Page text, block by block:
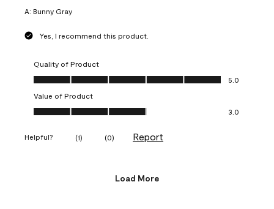
A: Bunny Gray
Yes, I recommend this product.
Quality of Product
Quality of Product, 5.0 out of 5
5.0
Value of Product
Value of Product, 3.0 out of 5
3.0
Helpful? (1) (0) Report
Load More